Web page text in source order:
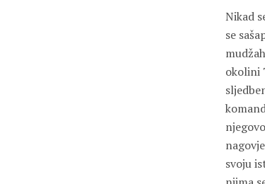
Nikad
se
okolini
svoju